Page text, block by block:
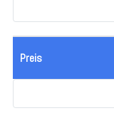
Preis